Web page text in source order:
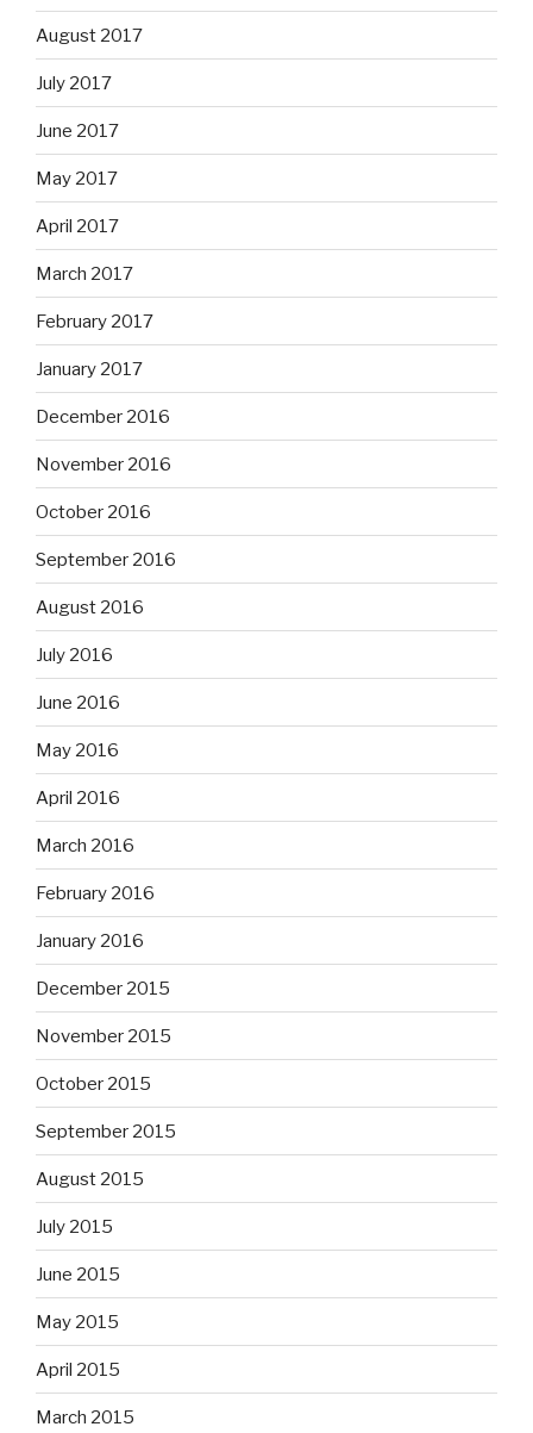
August 2017
July 2017
June 2017
May 2017
April 2017
March 2017
February 2017
January 2017
December 2016
November 2016
October 2016
September 2016
August 2016
July 2016
June 2016
May 2016
April 2016
March 2016
February 2016
January 2016
December 2015
November 2015
October 2015
September 2015
August 2015
July 2015
June 2015
May 2015
April 2015
March 2015